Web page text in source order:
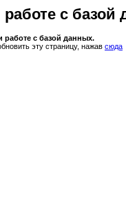
с базой
с базой данных.
эту страницу, нажав сюда